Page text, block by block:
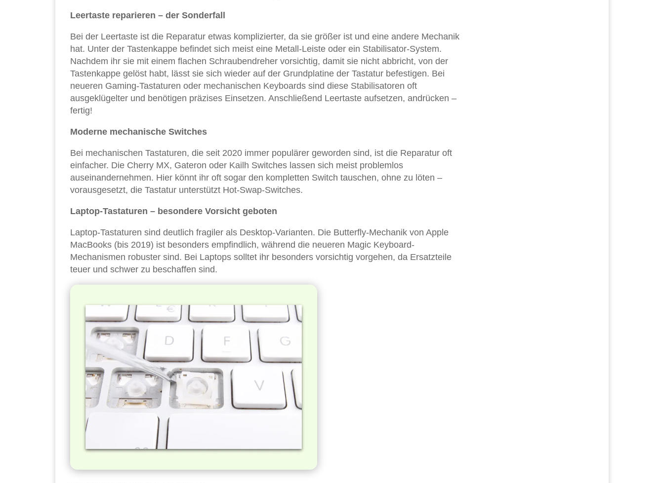
Leertaste reparieren – der Sonderfall
Bei der Leertaste ist die Reparatur etwas komplizierter, da sie größer ist und eine andere Mechanik
hat. Unter der Tastenkappe befindet sich meist eine Metall-Leiste oder ein Stabilisator-System.
Nachdem ihr sie mit einem flachen Schraubendreher vorsichtig, damit sie nicht abbricht, von der
Tastenkappe gelöst habt, lässt sie sich wieder auf der Grundplatine der Tastatur befestigen. Bei
neueren Gaming-Tastaturen oder mechanischen Keyboards sind diese Stabilisatoren oft
ausgeklügelter und benötigen präzises Einsetzen. Anschließend Leertaste aufsetzen, andrücken –
fertig!
Moderne mechanische Switches
Bei mechanischen Tastaturen, die seit 2020 immer populärer geworden sind, ist die Reparatur oft
einfacher. Die Cherry MX, Gateron oder Kailh Switches lassen sich meist problemlos
auseinandernehmen. Hier könnt ihr oft sogar den kompletten Switch tauschen, ohne zu löten –
vorausgesetzt, die Tastatur unterstützt Hot-Swap-Switches.
Laptop-Tastaturen – besondere Vorsicht geboten
Laptop-Tastaturen sind deutlich fragiler als Desktop-Varianten. Die Butterfly-Mechanik von Apple
MacBooks (bis 2019) ist besonders empfindlich, während die neueren Magic Keyboard-
Mechanismen robuster sind. Bei Laptops solltet ihr besonders vorsichtig vorgehen, da Ersatzteile
teuer und schwer zu beschaffen sind.